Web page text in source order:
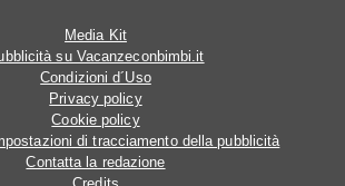
Media Kit
su Vacanzeconbimbi.it
Condizioni d´Uso
Privacy policy
Cookie policy
di tracciamento della pubblicità
Contatta la redazione